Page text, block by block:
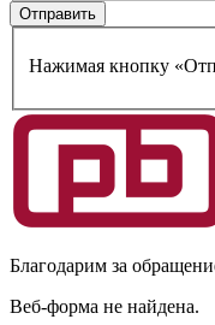
Нажимая кнопку
Благодарим за
Веб-форма не найдена.